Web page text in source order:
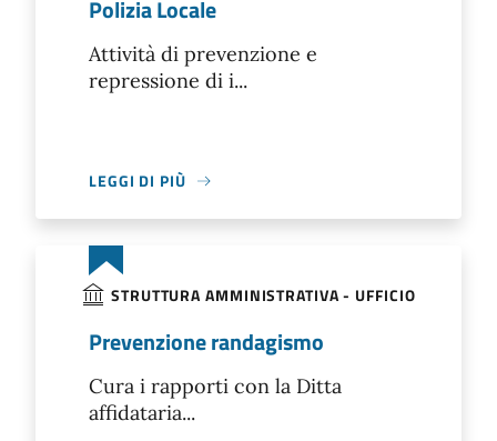
Polizia Locale
Attività di prevenzione e
repressione di i...
LEGGI DI PIÙ
STRUTTURA AMMINISTRATIVA - UFFICIO
Prevenzione randagismo
Cura i rapporti con la Ditta
affidataria...